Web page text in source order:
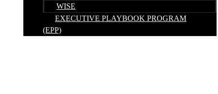
WISE
EXECUTIVE PLAYBOOK PROGRAM
(EPP)